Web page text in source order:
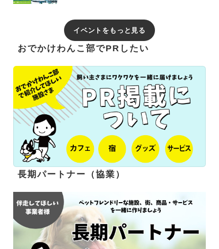
イベントをもっと見る
おでかけわんこ部でPRしたい
長期パートナー（協業）